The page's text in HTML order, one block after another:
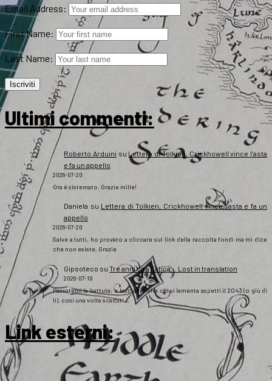
Email Address:
First Name:
Last Name:
Ultimi commenti:
Roberto Arduini su Lettera di Tolkien, Crickhowell vince l’asta
e fa un appello
2026-07-20
Ora è sistemato. Grazie mille!
Daniela su Lettera di Tolkien, Crickhowell vince l’asta e fa un
appello
2026-07-20
Salve a tutti, ho provato a cliccare sul link della raccolta fondi ma mi dice
che non esiste. Grazie
Gipsoteco su Tre anni con Fatica… Lost in translation
2026-07-10
Passatemi la battuta: e lasciamo che chi si lamenta aspetti il 2043 (o giù di
lì), così una volta scaduti…
Link esterni: